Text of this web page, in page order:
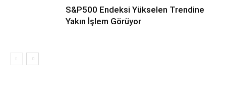
S&P500 Endeksi Yükselen Trendine
Yakın İşlem Görüyor